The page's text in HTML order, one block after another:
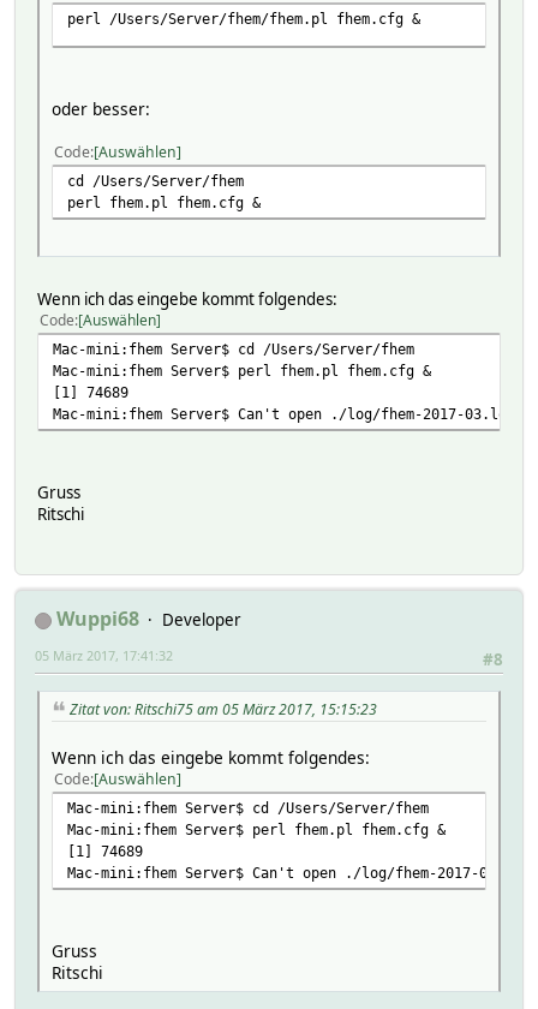
perl /Users/Server/fhem/fhem.pl fhem.cfg &
oder besser:
Code Auswählen
cd /Users/Server/fhem
perl fhem.pl fhem.cfg &
Wenn ich das eingebe kommt folgendes:
Code Auswählen
Mac-mini:fhem Server$ cd /Users/Server/fhem
Mac-mini:fhem Server$ perl fhem.pl fhem.cfg &
[1] 74689
Mac-mini:fhem Server$ Can't open ./log/fhem-2017-
Gruss
Ritschi
Wuppi68
Developer
#8
05 März 2017, 17:41:32
Zitat von: Ritschi75 am 05 März 2017, 15:15:23
Wenn ich das eingebe kommt folgendes:
Code Auswählen
Mac-mini:fhem Server$ cd /Users/Server/fhem
Mac-mini:fhem Server$ perl fhem.pl fhem.cfg &
[1] 74689
Mac-mini:fhem Server$ Can't open ./log/fhem-2017-
Gruss
Ritschi